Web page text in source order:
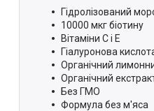
Гідролізований
10000 мкг біотину
Вітаміни C і E
Гіалуронова
Органічний
Органічний
Без ГМО
Формула без м'яса